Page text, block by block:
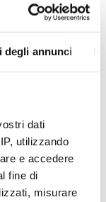
degli annunci
dati
utilizzando
e accedere
fine di
misurare
comunicazione
dei
sentire la
e al